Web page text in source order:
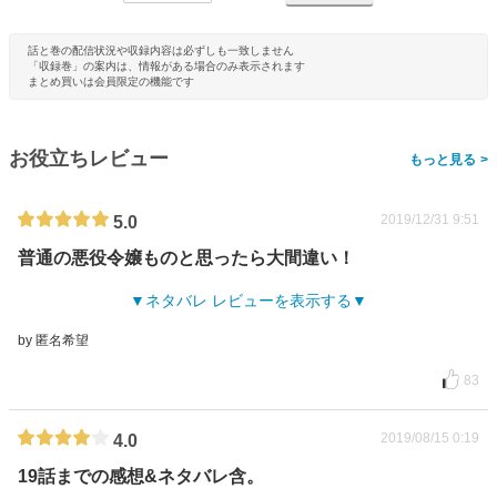
話と巻の配信状況や収録内容は必ずしも一致しません
「収録巻」の案内は、情報がある場合のみ表示されます
まとめ買いは会員限定の機能です
お役立ちレビュー >
5.0 2019/12/31 9:51
普通の悪役令嬢ものと思ったら大間違い！
ネタバレ レビューを表示する
by 匿名希望
83
4.0 2019/08/15 0:19
19話までの感想&ネタバレ含。